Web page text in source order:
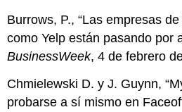
Burrows, P., “Las empresas
como Yelp están pasando por
BusinessWeek, 4 de febrero
Chmielewski D. y J. Guynn,
probarse a sí mismo en